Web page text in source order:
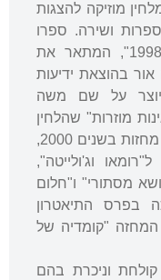
מוזיקה להצגות
ושירה. ספרו
"80 לילה ולילה: "הבימה" 1918־1998", המתאר את
בהוצאת ידיעות
היוצר על שם משה
"מנגינות מוזרות" שהלחין
וביים, ובפרס עדה בן-נחום לתרגום מחזות בשנים 2000,
תרגומיו ל"רומאו וג'ולייטה",
מסתורי" ו"חלום
בלב קיץ". ב-2012 זכה בפרס התיאטרון
המחזה "קומדיה של
וניכרת בהם